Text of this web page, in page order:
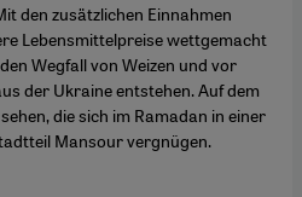
den zusätzlichen Einnahmen
Lebensmittelpreise wettgemacht
Wegfall von Weizen und vor
der Ukraine entstehen. Auf dem
die sich im Ramadan in einer
Mansour vergnügen.